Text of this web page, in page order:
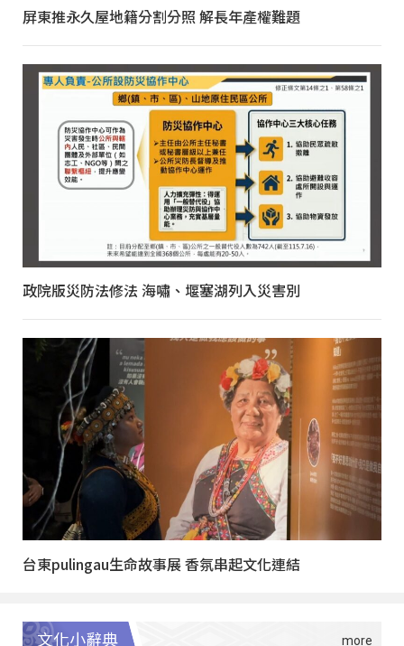
屏東推永久屋地籍分割分照 解長年產權難題
政院版災防法修法 海嘯、堰塞湖列入災害別
台東pulingau生命故事展 香氛串起文化連結
文化小辭典